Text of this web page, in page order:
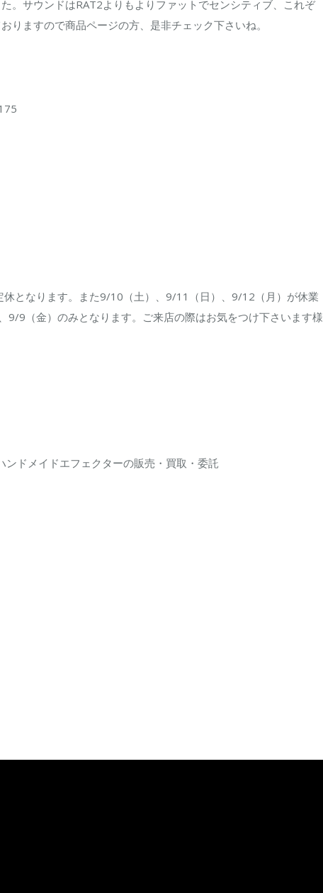
。サウンドはRAT2よりもよりファットでセンシティブ、これぞ
りますので商品ページの方、是非チェック下さいね。
となります。また9/10（土）、9/11（日）、9/12（月）が休業
9（金）のみとなります。ご来店の際はお気をつけ下さいます様
ドメイドエフェクターの販売・買取・委託